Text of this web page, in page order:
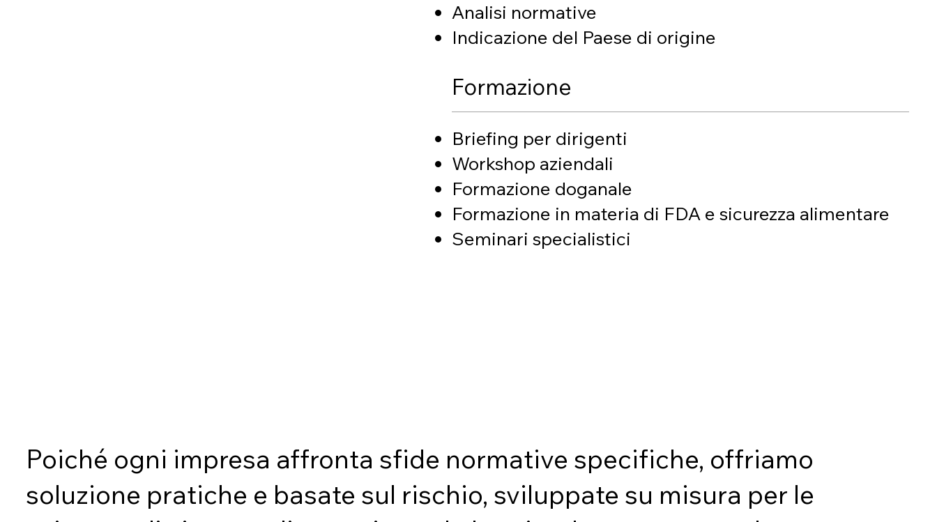
Analisi normative
Indicazione del Paese di origine
Formazione
Briefing per dirigenti
Workshop aziendali
Formazione doganale
Formazione in materia di FDA e sicurezza alimentare
Seminari specialistici
Poiché ogni impresa affronta sfide normative specifiche, offriamo
soluzione pratiche e basate sul rischio, sviluppate su misura per le